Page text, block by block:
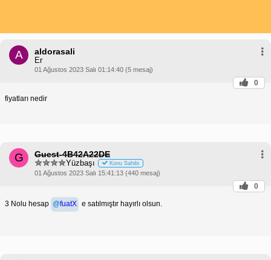
A aldorasali
Er
01 Ağustos 2023 Salı 01:14:40 (5 mesaj)
0
fiyatları nedir
G Guest-4B42A22DE
Yüzbaşı Konu Sahibi
01 Ağustos 2023 Salı 15:41:13 (440 mesaj)
0
3 Nolu hesap @fuatX e satılmıştır hayırlı olsun.